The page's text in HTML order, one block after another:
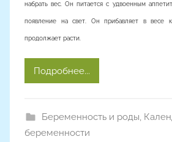
набрать вес. Он питается с удвоенным
появление на свет. Он прибавляет в
продолжает расти.
Подробнее...
Беременность и роды,
беременности